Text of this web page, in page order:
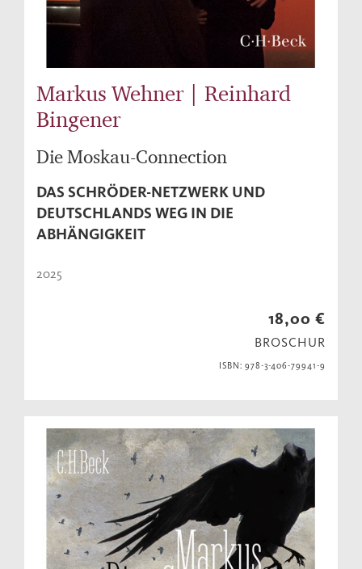
Markus Wehner | Reinhard
Bingener
Die Moskau-Connection
DAS SCHRÖDER-NETZWERK UND
DEUTSCHLANDS WEG IN DIE
ABHÄNGIGKEIT
2025
18,00 €
BROSCHUR
ISBN: 978-3-406-79941-9